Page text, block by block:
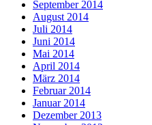
September 2014
August 2014
Juli 2014
Juni 2014
Mai 2014
April 2014
März 2014
Februar 2014
Januar 2014
Dezember 2013